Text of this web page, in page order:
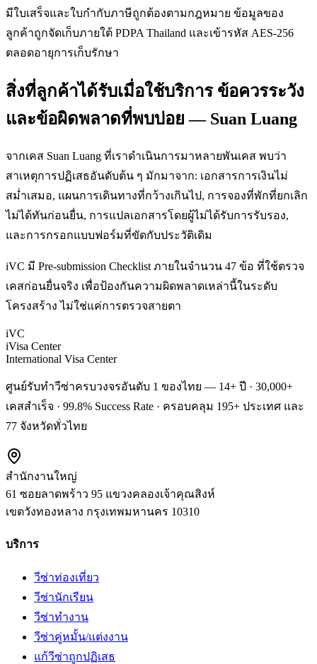
มีใบเสร็จและใบกำกับภาษีถูกต้องตามกฎหมาย ข้อมูลของ
ลูกค้าถูกจัดเก็บภายใต้ PDPA Thailand และเข้ารหัส AES-256
ตลอดอายุการเก็บรักษา
สิ่งที่ลูกค้าได้รับเมื่อใช้บริการ ข้อควรระวัง
และข้อผิดพลาดที่พบบ่อย — Suan Luang
จากเคส Suan Luang ที่เราดำเนินการมาหลายพันเคส พบว่า
สาเหตุการปฏิเสธอันดับต้น ๆ มักมาจาก: เอกสารการเงินไม่
สม่ำเสมอ, แผนการเดินทางที่กว้างเกินไป, การจองที่พักที่ยกเลิก
ไม่ได้ทันก่อนยื่น, การแปลเอกสารโดยผู้ไม่ได้รับการรับรอง,
และการกรอกแบบฟอร์มที่ขัดกับประวัติเดิม
iVC มี Pre-submission Checklist ภายในจำนวน 47 ข้อ ที่ใช้ตรวจ
เคสก่อนยื่นจริง เพื่อป้องกันความผิดพลาดเหล่านี้ในระดับ
โครงสร้าง ไม่ใช่แค่การตรวจสายตา
iVC
iVisa Center
International Visa Center
ศูนย์รับทำวีซ่าครบวงจรอันดับ 1 ของไทย — 14+ ปี · 30,000+
เคสสำเร็จ · 99.8% Success Rate · ครอบคลุม 195+ ประเทศ และ
77 จังหวัดทั่วไทย
สำนักงานใหญ่
61 ซอยลาดพร้าว 95 แขวงคลองเจ้าคุณสิงห์
เขตวังทองหลาง กรุงเทพมหานคร 10310
บริการ
วีซ่าท่องเที่ยว
วีซ่านักเรียน
วีซ่าทำงาน
วีซ่าคู่หมั้น/แต่งงาน
แก้วีซ่าถูกปฏิเสธ